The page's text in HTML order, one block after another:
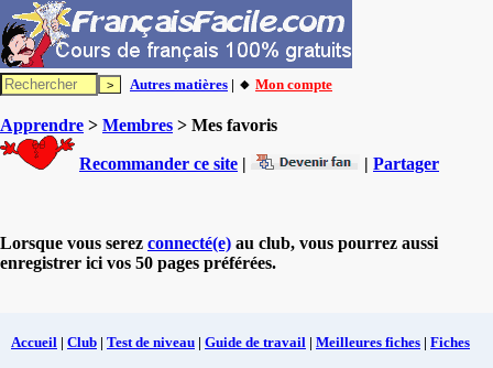
Autres matières | 🔸 Mon compte
Apprendre > Membres > Mes favoris
Recommander ce site | | Partager
Lorsque vous serez connecté(e) au club, vous pourrez aussi
enregistrer ici vos 50 pages préférées.
Accueil | Club | Test de niveau | Guide de travail | Meilleures fiches | Fiches